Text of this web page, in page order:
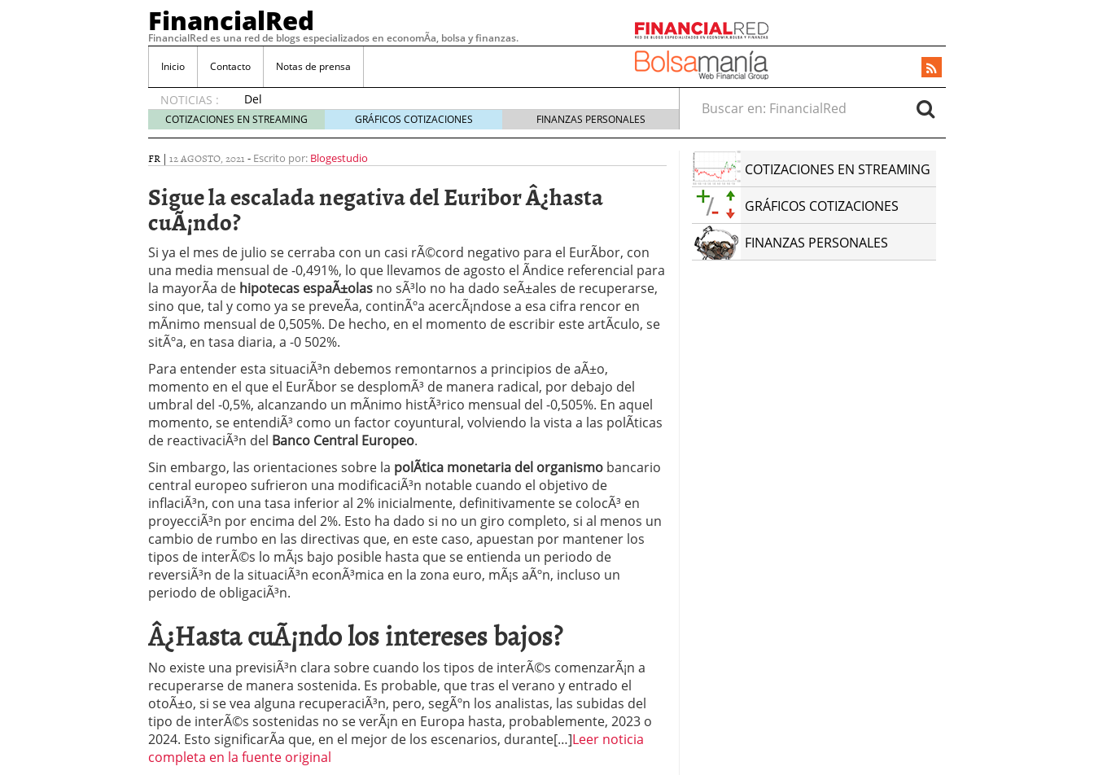
FinancialRed
FinancialRed es una red de blogs especializados en economÃ­a, bolsa y finanzas.
Inicio Contacto Notas de prensa
NOTICIAS :
Del
depósito
a la
cómo
cambiando
del
ahorro
en
España
05/08/2026
Seguros de convenio en pymes: la obligación que muchas empresas
descubren cuando ya es demasiado tarde
ReseÃ±a de SIFX: Lo Que Deben Saber los Traders Mexicanos Antes de
Operar 29/06/2026
Crear empresa online vs proceso tradicional: ventajas reales para pymes
29/05/2026
CÃ³mo afrontar una baja mÃ©dica cuando trabajas por cuenta propia
26/05/2026
COTIZACIONES EN STREAMING GRÁFICOS COTIZACIONES FINANZAS PERSONALES
Buscar en:
FR | 12 AGOSTO, 2021 - Escrito por: Blogestudio
Sigue la escalada negativa del Euribor Â¿hasta
cuÃ¡ndo?
Si ya el mes de julio se cerraba con un casi rÃ©cord negativo para el EurÃ­bor, con
una media mensual de -0,491%, lo que llevamos de agosto el Ã­ndice referencial para
la mayorÃ­a de hipotecas espaÃ±olas no sÃ³lo no ha dado seÃ±ales de recuperarse,
sino que, tal y como ya se preveÃ­a, continÃºa acercÃ¡ndose a esa cifra rencor en
mÃ­nimo mensual de 0,505%. De hecho, en el momento de escribir este artÃ­culo, se
sitÃºa, en tasa diaria, a -0 502%.
Para entender esta situaciÃ³n debemos remontarnos a principios de aÃ±o,
momento en el que el EurÃ­bor se desplomÃ³ de manera radical, por debajo del
umbral del -0,5%, alcanzando un mÃ­nimo histÃ³rico mensual del -0,505%. En aquel
momento, se entendiÃ³ como un factor coyuntural, volviendo la vista a las polÃ­ticas
de reactivaciÃ³n del Banco Central Europeo.
Sin embargo, las orientaciones sobre la polÃ­tica monetaria del organismo bancario
central europeo sufrieron una modificaciÃ³n notable cuando el objetivo de
inflaciÃ³n, con una tasa inferior al 2% inicialmente, definitivamente se colocÃ³ en
proyecciÃ³n por encima del 2%. Esto ha dado si no un giro completo, si al menos un
cambio de rumbo en las directivas que, en este caso, apuestan por mantener los
tipos de interÃ©s lo mÃ¡s bajo posible hasta que se entienda un periodo de
reversiÃ³n de la situaciÃ³n econÃ³mica en la zona euro, mÃ¡s aÃºn, incluso un
periodo de obligaciÃ³n.
Â¿Hasta cuÃ¡ndo los intereses bajos?
No existe una previsiÃ³n clara sobre cuando los tipos de interÃ©s comenzarÃ¡n a
recuperarse de manera sostenida. Es probable, que tras el verano y entrado el
otoÃ±o, si se vea alguna recuperaciÃ³n, pero, segÃºn los analistas, las subidas del
tipo de interÃ©s sostenidas no se verÃ¡n en Europa hasta, probablemente, 2023 o
2024. Esto significarÃ­a que, en el mejor de los escenarios, durante[…]Leer noticia
completa en la fuente original
COTIZACIONES EN STREAMING
GRÁFICOS COTIZACIONES
FINANZAS PERSONALES